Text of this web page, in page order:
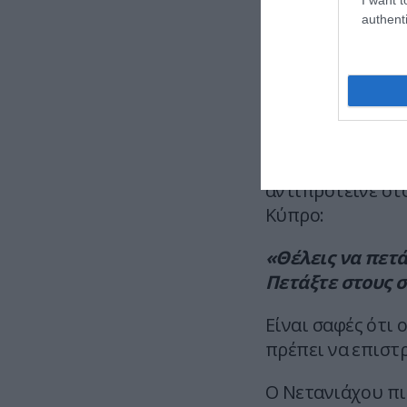
Ακόμα και το
αφορμή την
«Μην πετάτε
«Ούτε για
αντιπρότεινε
Κύπρο:
«Θέλεις να
Πετάξτε στους
Είναι σαφές
πρέπει να
Ο Νετανιάχου